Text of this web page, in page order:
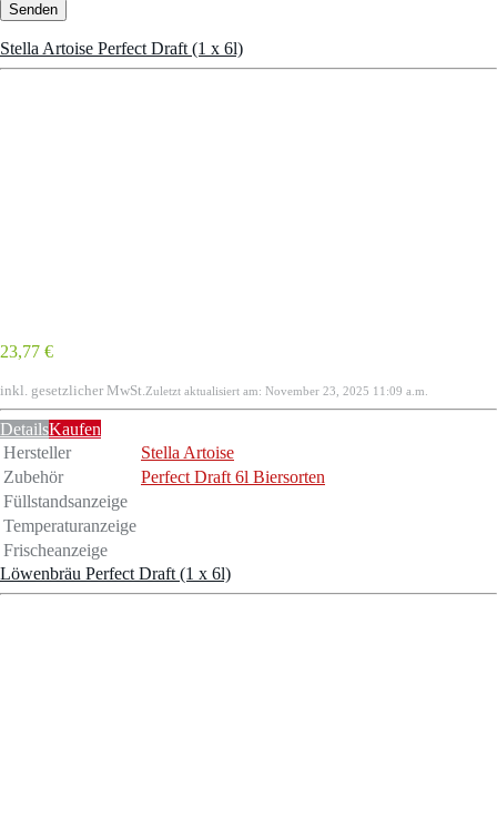
Stella Artoise Perfect Draft (1 x 6l)
23,77 €
inkl. gesetzlicher MwSt. Zuletzt aktualisiert am: November 23, 2025 11:09 a.m.
DetailsKaufen
Hersteller
Stella Artoise
Zubehör
Perfect Draft 6l Biersorten
Füllstandsanzeige
Temperaturanzeige
Frischeanzeige
Löwenbräu Perfect Draft (1 x 6l)